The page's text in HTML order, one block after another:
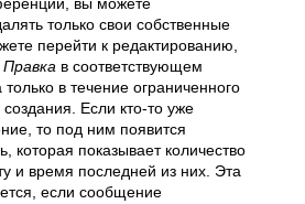
только свои собственные
перейти к редактированию,
Правка в соответствующем
в течение ограниченного
Если кто-то уже
то под ним появится
которая показывает количество
и время последней из них. Эта
если сообщение